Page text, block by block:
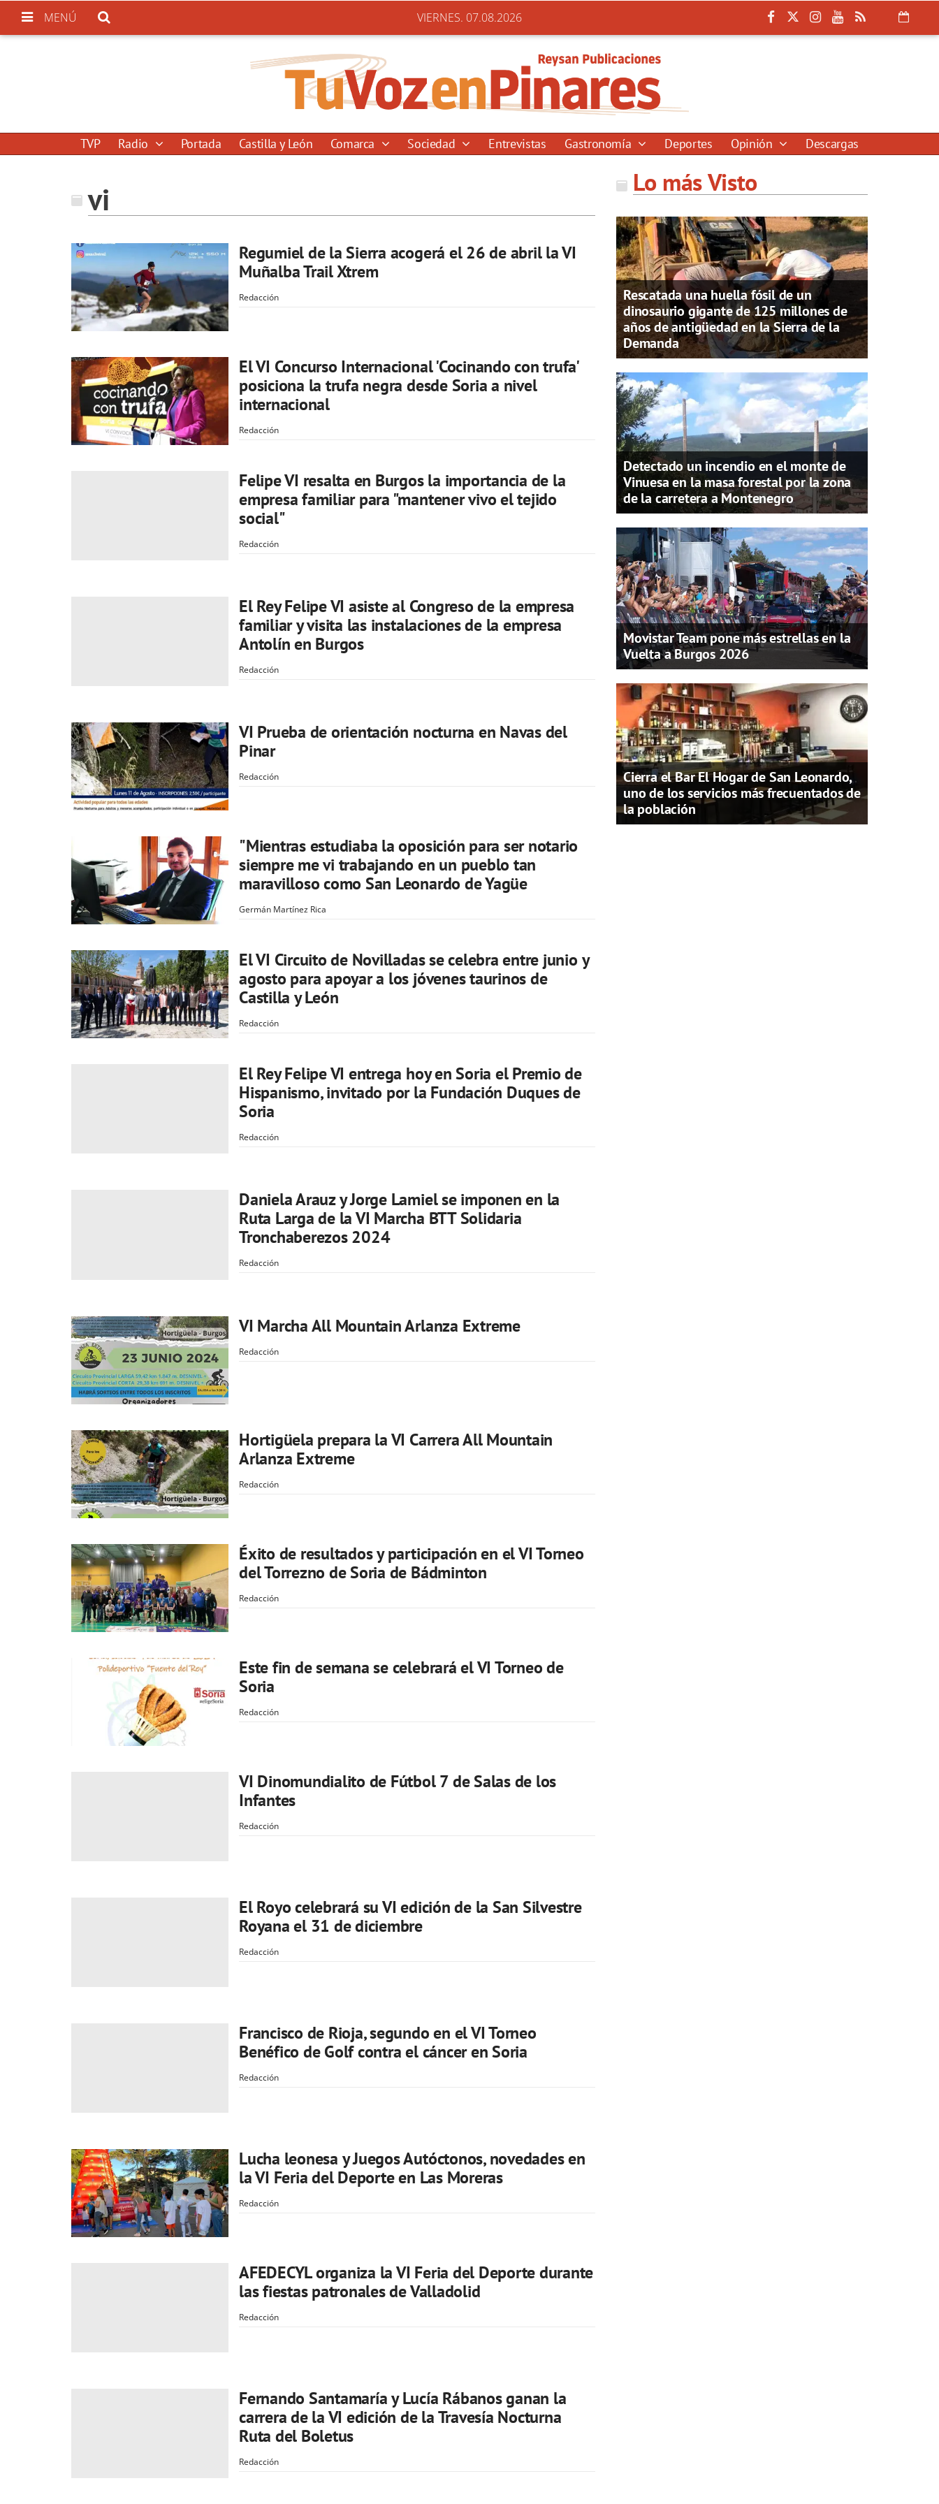
MENÚ VIERNES. 07.08.2026
TVP Radio Portada Castilla y León Comarca Sociedad Entrevistas Gastronomía Deportes Opinión Descargas
vi
Regumiel de la Sierra acogerá el 26 de abril la VI
Muñalba Trail Xtrem
Redacción
El VI Concurso Internacional 'Cocinando con trufa'
posiciona la trufa negra desde Soria a nivel
internacional
Redacción
Felipe VI resalta en Burgos la importancia de la
empresa familiar para "mantener vivo el tejido
social"
Redacción
El Rey Felipe VI asiste al Congreso de la empresa
familiar y visita las instalaciones de la empresa
Antolín en Burgos
Redacción
VI Prueba de orientación nocturna en Navas del
Pinar
Redacción
"Mientras estudiaba la oposición para ser notario
siempre me vi trabajando en un pueblo tan
maravilloso como San Leonardo de Yagüe
Germán Martínez Rica
El VI Circuito de Novilladas se celebra entre junio y
agosto para apoyar a los jóvenes taurinos de
Castilla y León
Redacción
El Rey Felipe VI entrega hoy en Soria el Premio de
Hispanismo, invitado por la Fundación Duques de
Soria
Redacción
Daniela Arauz y Jorge Lamiel se imponen en la
Ruta Larga de la VI Marcha BTT Solidaria
Tronchaberezos 2024
Redacción
VI Marcha All Mountain Arlanza Extreme
Redacción
Hortigüela prepara la VI Carrera All Mountain
Arlanza Extreme
Redacción
Éxito de resultados y participación en el VI Torneo
del Torrezno de Soria de Bádminton
Redacción
Este fin de semana se celebrará el VI Torneo de
Soria
Redacción
VI Dinomundialito de Fútbol 7 de Salas de los
Infantes
Redacción
El Royo celebrará su VI edición de la San Silvestre
Royana el 31 de diciembre
Redacción
Francisco de Rioja, segundo en el VI Torneo
Benéfico de Golf contra el cáncer en Soria
Redacción
Lucha leonesa y Juegos Autóctonos, novedades en
la VI Feria del Deporte en Las Moreras
Redacción
AFEDECYL organiza la VI Feria del Deporte durante
las fiestas patronales de Valladolid
Redacción
Fernando Santamaría y Lucía Rábanos ganan la
carrera de la VI edición de la Travesía Nocturna
Ruta del Boletus
Redacción
Lo más Visto
Rescatada una huella fósil de un
dinosaurio gigante de 125 millones de
años de antigüedad en la Sierra de la
Demanda
Detectado un incendio en el monte de
Vinuesa en la masa forestal por la zona
de la carretera a Montenegro
Movistar Team pone más estrellas en la
Vuelta a Burgos 2026
Cierra el Bar El Hogar de San Leonardo,
uno de los servicios más frecuentados de
la población